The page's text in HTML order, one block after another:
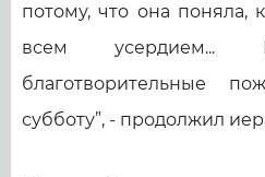
потому, что она поняла,
всем
благотворительные
субботу”, - продолжил